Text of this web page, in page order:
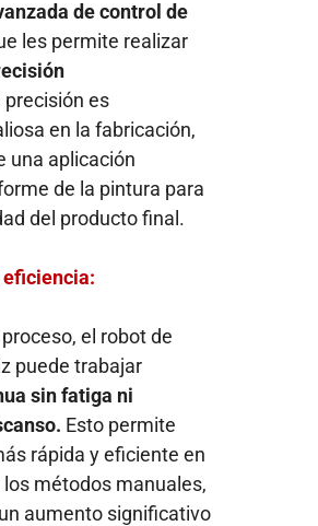
de control de
les permite realizar
precisión es
en la fabricación,
una aplicación
de la pintura para
del producto final.
eficiencia:
el robot de
puede trabajar
sin fatiga ni
Esto permite
rápida y eficiente en
métodos manuales,
aumento significativo